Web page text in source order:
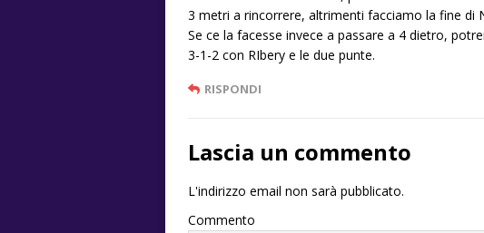
3 metri a rincorrere, altrimenti facciamo la fine di
Se ce la facesse invece a passare a 4 dietro,
3-1-2 con RIbery e le due punte.
RISPONDI
Lascia un commento
L'indirizzo email non sarà pubblicato.
Commento